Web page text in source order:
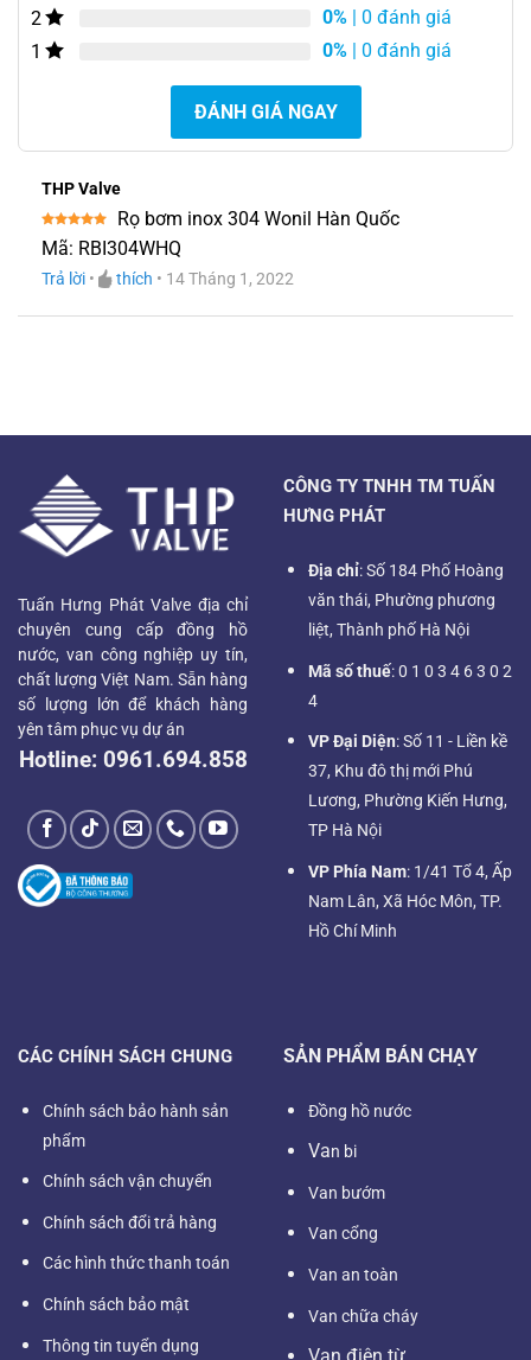
2
0% | 0 đánh giá
1
0% | 0 đánh giá
ĐÁNH GIÁ NGAY
THP Valve
Được xếp
hạng
55
Rọ bơm inox 304 Wonil Hàn Quốc
Mã: RBI304WHQ
Trả lời • thích • 14 Tháng 1, 2022
Tuấn Hưng Phát Valve địa chỉ
chuyên cung cấp đồng hồ
nước, van công nghiệp uy tín,
chất lượng Việt Nam. Sẵn hàng
số lượng lớn để khách hàng
yên tâm phục vụ dự án
Hotline: 0961.694.858
CÔNG TY TNHH TM TUẤN
HƯNG PHÁT
Địa chỉ: Số 184 Phố Hoàng
văn thái, Phường phương
liệt, Thành phố Hà Nội
Mã số thuế: 0 1 0 3 4 6 3 0 2
4
VP Đại Diện: Số 11 - Liền kề
37, Khu đô thị mới Phú
Lương, Phường Kiến Hưng,
TP Hà Nội
VP Phía Nam: 1/41 Tổ 4, Ấp
Nam Lân, Xã Hóc Môn, TP.
Hồ Chí Minh
CÁC CHÍNH SÁCH CHUNG
Chính sách bảo hành sản
phẩm
Chính sách vận chuyển
Chính sách đổi trả hàng
Các hình thức thanh toán
Chính sách bảo mật
Thông tin tuyển dụng
SẢN PHẨM BÁN CHẠY
Đồng hồ nước
Van bi
Van bướm
Van cổng
Van an toàn
Van chữa cháy